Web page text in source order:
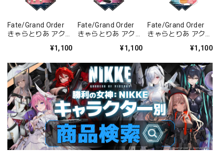
Fate/Grand Order
きゃらとりあ アクリ
¥1,100
Fate/Grand Order
きゃらとりあ アクリ
ー/パッションリッ
¥1,100
Fate/Grand Order
きゃらとりあ アクリ
ー/ラーヴァ/ティア
¥1,100